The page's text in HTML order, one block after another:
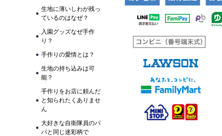
生地に薄いしわが残っ
ているのはなぜ？
入園グッズなぜ手作
り？
手作りの愛情とは？
生地の持ち込みは可
能？
手作りをお店に頼んだ
と知られたくありませ
ん
大好きな自衛隊員のパ
パと同じ迷彩柄で